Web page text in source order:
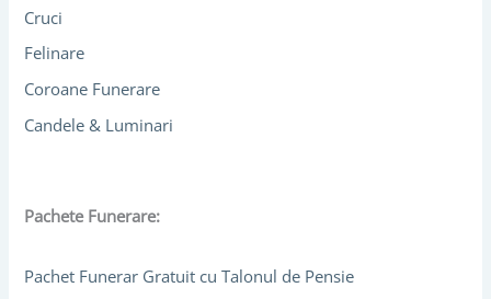
o
r
:
Cruci
Felinare
Coroane Funerare
Candele & Luminari
Pachete Funerare:
Pachet Funerar Gratuit cu Talonul de Pensie